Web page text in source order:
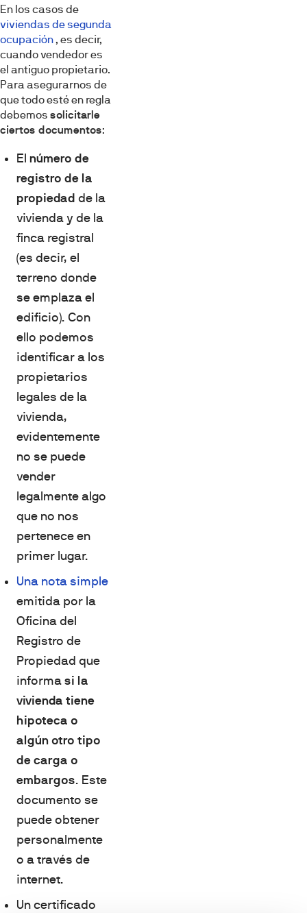
En los casos de
viviendas de segunda
ocupación, es decir,
cuando vendedor es
el antiguo propietario.
Para asegurarnos de
que todo esté en regla
debemos solicitarle
ciertos documentos:
El número de
registro de la
propiedad de la
vivienda y de la
finca registral
(es decir, el
terreno donde
se emplaza el
edificio). Con
ello podemos
identificar a los
propietarios
legales de la
vivienda,
evidentemente
no se puede
vender
legalmente algo
que no nos
pertenece en
primer lugar.
Una nota simple
emitida por la
Oficina del
Registro de
Propiedad que
informa si la
vivienda tiene
hipoteca o
algún otro tipo
de carga o
embargos. Este
documento se
puede obtener
personalmente
o a través de
internet.
Un certificado